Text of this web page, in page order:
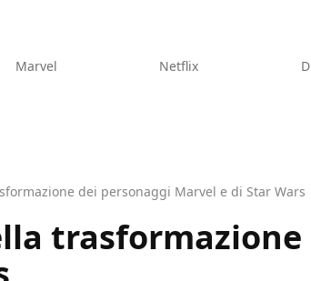
Marvel Netflix
dei personaggi Marvel e di Star Wars